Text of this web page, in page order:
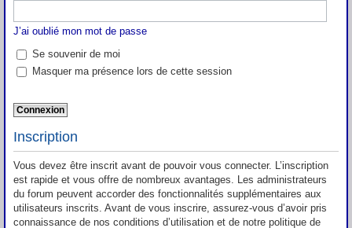
J’ai oublié mon mot de passe
Se souvenir de moi
Masquer ma présence lors de cette session
Inscription
Vous devez être inscrit avant de pouvoir vous connecter. L’inscription
est rapide et vous offre de nombreux avantages. Les administrateurs
du forum peuvent accorder des fonctionnalités supplémentaires aux
utilisateurs inscrits. Avant de vous inscrire, assurez-vous d’avoir pris
connaissance de nos conditions d’utilisation et de notre politique de